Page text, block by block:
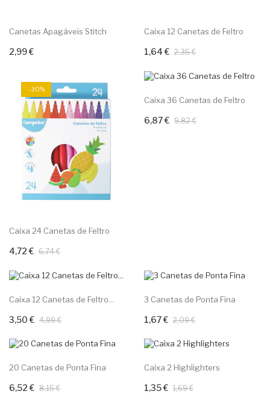
Canetas Apagáveis Stitch
2,99 €Adicionar ao carrinho
Caixa 12 Canetas de Feltro
1,64 € 2,35 €
Adicionar ao carrinho
-30%
Caixa 24 Canetas de Feltro
4,72 € 6,74 €
Adicionar ao carrinho
Caixa 36 Canetas de Feltro
6,87 € 9,82 €
Adicionar ao carrinho
Caixa 12 Canetas de Feltro...
3,50 € 4,99 €
Adicionar ao carrinho
3 Canetas de Ponta Fina
1,67 € 2,09 €
Adicionar ao carrinho
20 Canetas de Ponta Fina
6,52 € 8,15 €
Adicionar ao carrinho
Caixa 2 Highlighters
1,35 € 1,69 €
Adicionar ao carrinho